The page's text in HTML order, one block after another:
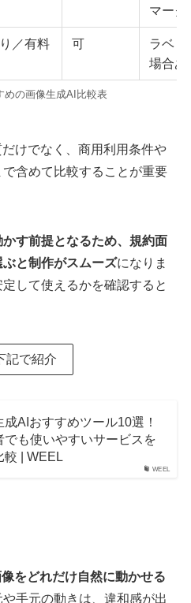
マーク
／有料
可
ラベリ
場合あ
めの画像生成AI比較表
けでなく、商用利用条件や
含めて比較することが重要
す前提となるため、規約面
と制作がスムーズになりま
して使えるかを確認すると
記で紹介
WEEL
成AIおすすめツール10選！
でも使いやすいサービスを
較 | WEEL
をどれだけ自然に動かせる
手元の動きは、違和感が出